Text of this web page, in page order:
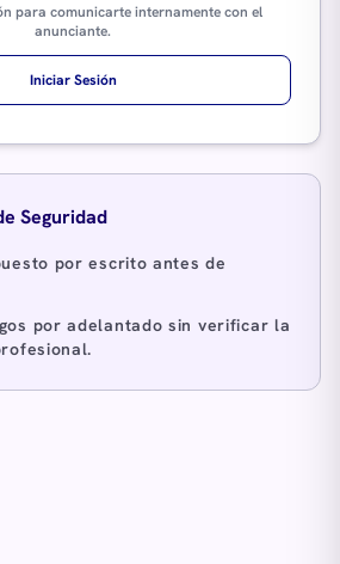
para comunicarte internamente con el
anunciante.
Iniciar Sesión
Seguridad
por escrito antes de
por adelantado sin verificar la